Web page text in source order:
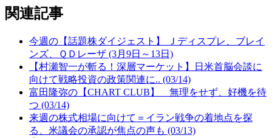
関連記事
今週の【話題株ダイジェスト】 Ｊディスプレ、ブレイ
ンズ、ＱＤレーザ (3月9日～13日)
【村瀬智一が斬る！深層マーケット】日米首脳会談に
向けて戦略投資の政策関連に.. (03/14)
富田隆弥の【CHART CLUB】 無理をせず、好機を待
つ (03/14)
来週の株式相場に向けて＝イラン戦争の着地点を探
る、米議会の承認が焦点の声も (03/13)